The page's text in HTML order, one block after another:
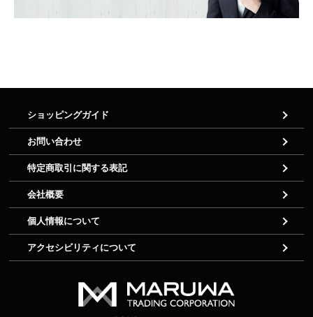
ショッピングガイド
お問い合わせ
特定商取引に関する表記
会社概要
個人情報について
アクセシビリティについて